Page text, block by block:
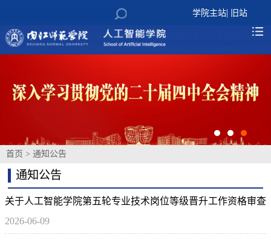
学院主站| 旧站
首页 > 通知公告
通知公告
关于人工智能学院第五轮专业技术岗位等级晋升工作资格审查
情况的公示
2026-06-09